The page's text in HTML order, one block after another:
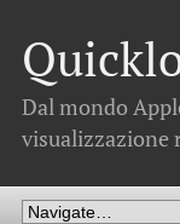
Dal mondo
visualizzazione